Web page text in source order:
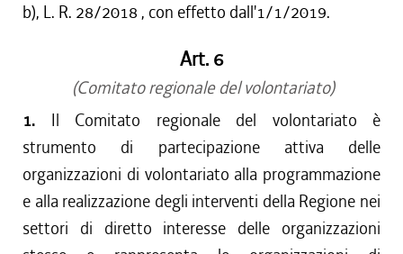
b), L. R. 28/2018 , con effetto dall'1/1/2019.
Art. 6
(Comitato regionale del volontariato)
1. Il Comitato regionale del volontariato è
strumento di partecipazione attiva delle
organizzazioni di volontariato alla programmazione
e alla realizzazione degli interventi della Regione nei
settori di diretto interesse delle organizzazioni